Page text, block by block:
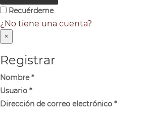
Recuérdeme
¿No tiene una cuenta?
×
Registrar
Nombre*
Usuario *
Dirección de correo electrónico *